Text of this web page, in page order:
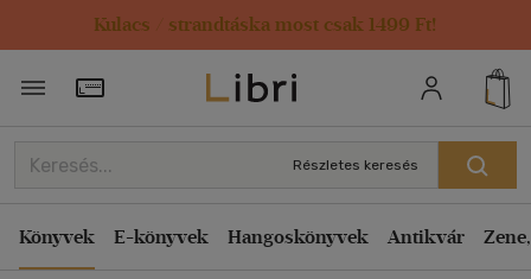
Kulacs / strandtáska most csak 1499 Ft!
Törzsvásárlói Kártya adatai
Részletes keresés
Könyvek E-könyvek Hangoskönyvek Antikvár